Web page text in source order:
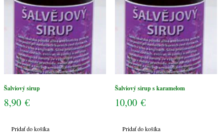
Šalviový sirup
8,90 €
Pridať do košíka
Šalviový sirup s karamelom
10,00 €
Pridať do košíka